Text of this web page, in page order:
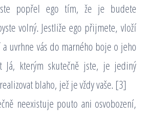
popřel ego tím, že je budete
volný. Jestliže ego přijmete, vloží
a uvrhne vás do marného boje o jeho
Já, kterým skutečně jste, je jediný
blaho, jež je vždy vaše. [3]
neexistuje pouto ani osvobození,